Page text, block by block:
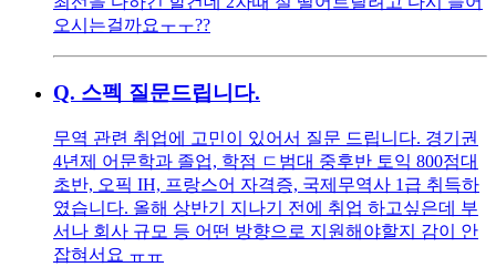
오시는걸까요ㅜㅜ??
Q. 스펙 질문드립니다.
무역 관련 취업에 고민이 있어서 질문 드립니다. 경기권
4년제 어문학과 졸업, 학점 ㄷ범대 중후반 토익 800점대
초반, 오픽 IH, 프랑스어 자격증, 국제무역사 1급 취득하
였습니다. 올해 상반기 지나기 전에 취업 하고싶은데 부
서나 회사 규모 등 어떤 방향으로 지원해야할지 감이 안
잡혀서요 ㅠㅠ